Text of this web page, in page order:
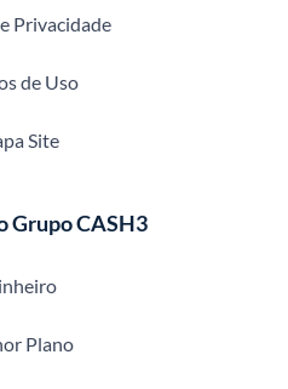
Privacidade
de Uso
Site
Grupo CASH3
Plano